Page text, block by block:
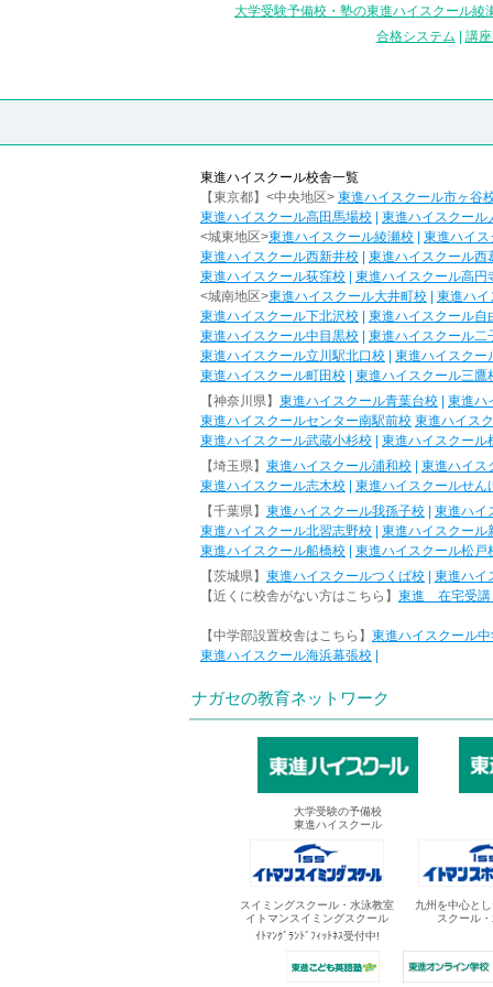
大学受験予備校・塾の東進ハイスクール綾
合格システム | 講
東進ハイスクール校舎一覧
【東京都】<中央地区> 東進ハイスクール市ヶ谷
東進ハイスクール高田馬場校 | 東進ハイスクール
<城東地区>東進ハイスクール綾瀬校 | 東進ハイ
東進ハイスクール西新井校 | 東進ハイスクール西
東進ハイスクール荻窪校 | 東進ハイスクール高円
<城南地区>東進ハイスクール大井町校 | 東進ハイ
東進ハイスクール下北沢校 | 東進ハイスクール自
東進ハイスクール中目黒校 | 東進ハイスクール二
東進ハイスクール立川駅北口校 | 東進ハイスクー
東進ハイスクール町田校 | 東進ハイスクール三鷹
【神奈川県】 東進ハイスクール青葉台校 | 東進ハ
東進ハイスクールセンター南駅前校 東進ハイス
東進ハイスクール武蔵小杉校 | 東進ハイスクール
【埼玉県】 東進ハイスクール浦和校 | 東進ハイス
東進ハイスクール志木校 | 東進ハイスクールせん
【千葉県】 東進ハイスクール我孫子校 | 東進ハイ
東進ハイスクール北習志野校 | 東進ハイスクール
東進ハイスクール船橋校 | 東進ハイスクール松戸
【茨城県】 東進ハイスクールつくば校 | 東進ハイ
【近くに校舎がない方はこちら】 東進 在宅受講
【中学部設置校舎はこちら】 東進ハイスクール
東進ハイスクール海浜幕張校 |
ナガセの教育ネットワーク
大学受験の予備校
東進ハイスクール
スイミングスクール・水泳教室
イトマンスイミングスクール
ｲﾄﾏﾝｸﾞﾗﾝﾄﾞﾌｨｯﾄﾈｽ受付中!
九州を中心と
スクール